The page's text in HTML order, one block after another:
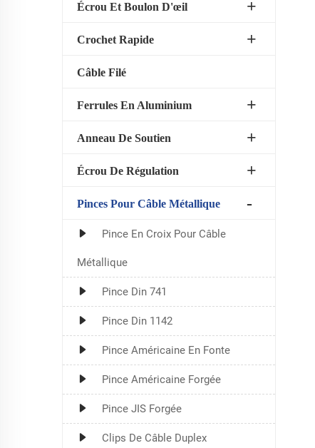
Écrou Et Boulon D'œil
Crochet Rapide
Câble Filé
Ferrules En Aluminium
Anneau De Soutien
Écrou De Régulation
Pinces Pour Câble Métallique
Pince En Croix Pour Câble
Métallique
Pince Din 741
Pince Din 1142
Pince Américaine En Fonte
Pince Américaine Forgée
Pince JIS Forgée
Clips De Câble Duplex